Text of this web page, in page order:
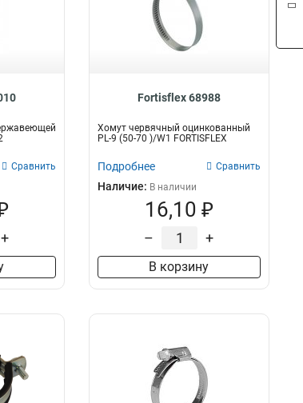
Сравнить
+
Fortisflex 68988
Хомут червячный оцинкованный
PL-9 (50-70 )/W1 FORTISFLEX
Подробнее Сравнить
Наличие: В наличии
16,10 ₽
– +
В корзину